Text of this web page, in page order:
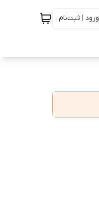
ورود | ثبت‌نام